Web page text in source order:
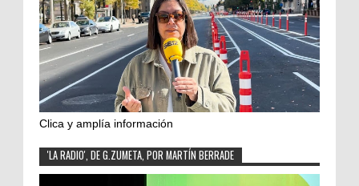
Clica y amplía información
'LA RADIO', DE G.ZUMETA, POR MARTÍN BERRADE